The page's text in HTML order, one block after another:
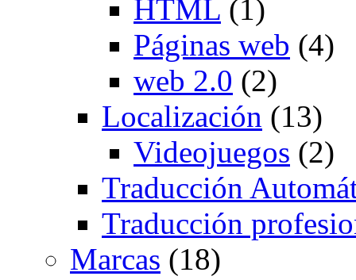
HTML (1)
Páginas web (4)
web 2.0 (2)
Localización (13)
Videojuegos (2)
Traducción
Traducción
Marcas (18)